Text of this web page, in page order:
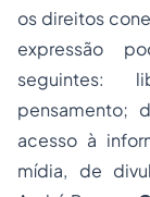
os direitos
expressão
seguintes:
pensamento;
acesso à
mídia, de